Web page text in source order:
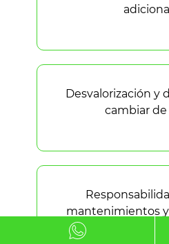
Desvalorización y
cambiar
mantenimientos